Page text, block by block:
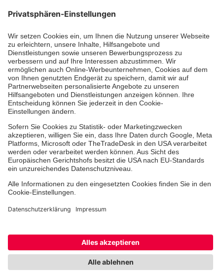
Erste-Hilfe-Kurse
Jobs
Ehrenamt
Freiwilligendienst
Johanniter-Jugend
Spendenprojekte
Kindertagesstätten
Einrichtungen
Cookie-Einstellungen Datenschutz Barrierefreiheit